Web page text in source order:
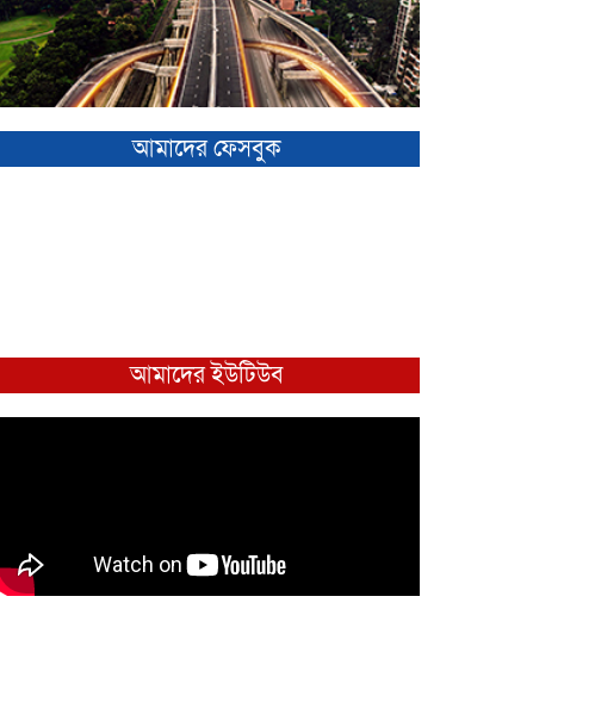
আমাদের ফেসবুক
আমাদের ইউটিউব